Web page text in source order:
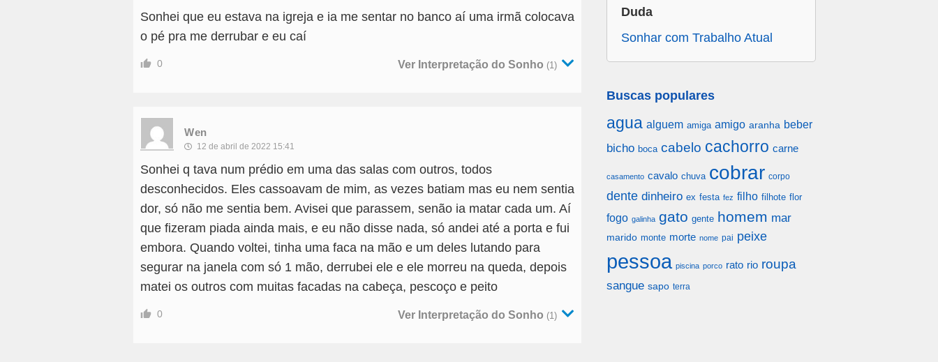
Sonhei que eu estava na igreja e ia me sentar no banco aí uma irmã colocava
o pé pra me derrubar e eu caí
0 Ver Interpretação do Sonho (1)
Wen
12 de abril de 2022 15:41
Sonhei q tava num prédio em uma das salas com outros, todos
desconhecidos. Eles cassoavam de mim, as vezes batiam mas eu nem sentia
dor, só não me sentia bem. Avisei que parassem, senão ia matar cada um. Aí
que fizeram piada ainda mais, e eu não disse nada, só andei até a porta e fui
embora. Quando voltei, tinha uma faca na mão e um deles lutando para
segurar na janela com só 1 mão, derrubei ele e ele morreu na queda, depois
matei os outros com muitas facadas na cabeça, pescoço e peito
0 Ver Interpretação do Sonho (1)
Duda
Sonhar com Trabalho Atual
Buscas populares
agua alguem amiga amigo aranha beber
bicho boca cabelo cachorro carne
casamento cavalo chuva cobrar corpo
dente dinheiro ex festa fez filho filhote flor
fogo galinha gato gente homem mar
marido monte morte nome pai peixe
pessoa piscina porco rato rio roupa
sangue sapo terra